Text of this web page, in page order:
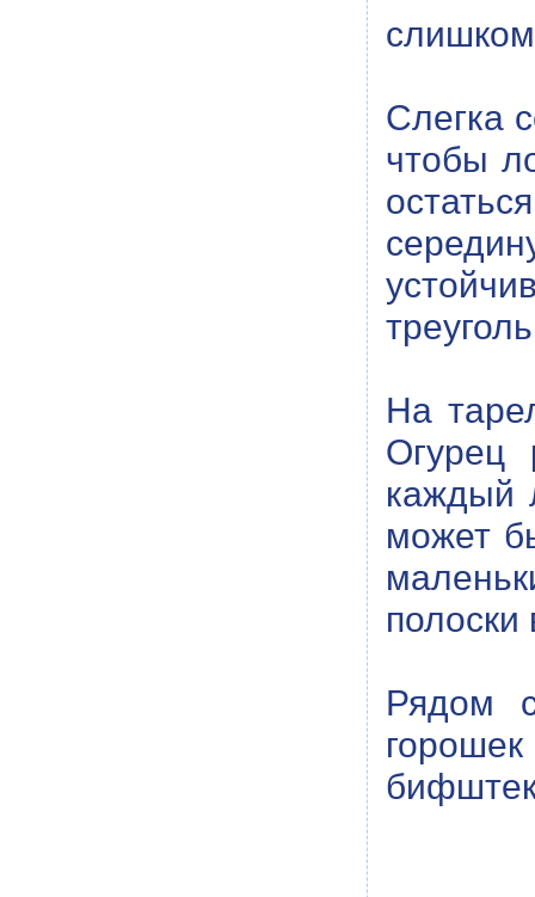
Слегка
чтобы
На
Огурец
каждый
может
полоски
Рядом